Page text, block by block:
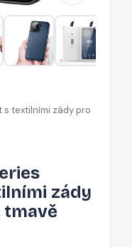
s textilními zády pro
zády
tmavě